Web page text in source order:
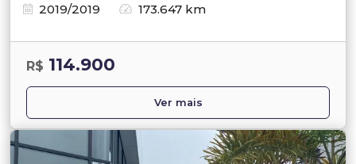
2019/2019
173.647 km
R$ 114.900
Ver mais